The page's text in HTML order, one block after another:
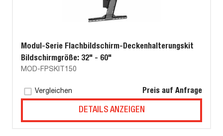
Modul-Serie Flachbildschirm-Deckenhalterungskit
Bildschirmgröße: 32" - 60"
MOD-FPSKIT150
Vergleichen Preis auf Anfrage
DETAILS ANZEIGEN